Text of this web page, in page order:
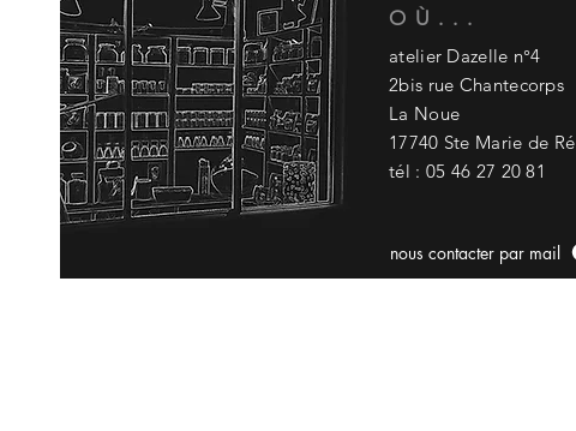
OÙ...
atelier Dazelle n°4
2bis rue Chantecorps
La Noue
17740 Ste Marie de Ré
tél : 05 46 27 20 81
nous contacter par mail